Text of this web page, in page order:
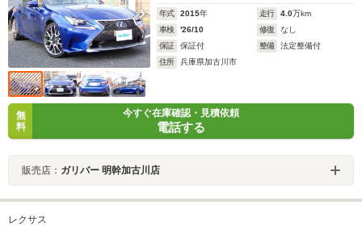
年式 2015年 走行 4.0万km
車検
'26/10 修復
なし
保証
保証付 整備
法定整備付
住所
兵庫県加古川市
無
料
今すぐ在庫確認・見積依頼
電話する
販売店： ガリバー 明幹加古川店
レクサス